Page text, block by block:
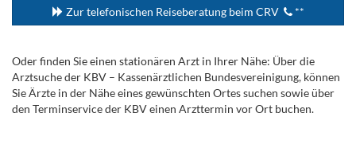
Zur telefonischen Reiseberatung beim CRV **
Oder finden Sie einen stationären Arzt in Ihrer Nähe: Über die
Arztsuche der KBV – Kassenärztlichen Bundesvereinigung, können
Sie Ärzte in der Nähe eines gewünschten Ortes suchen sowie über
den Terminservice der KBV einen Arzttermin vor Ort buchen.